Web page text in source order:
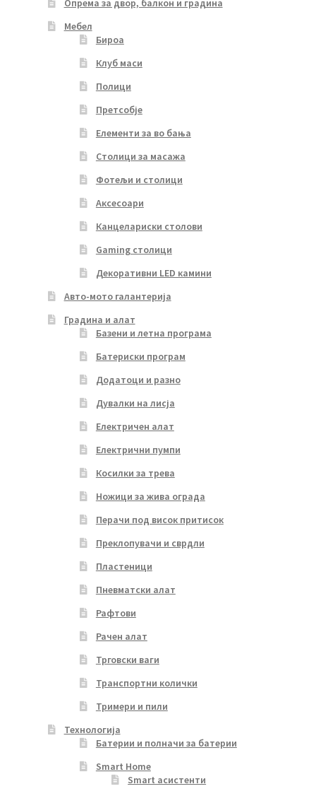
Опрема за двор, балкон и градина
Мебел
Бироа
Клуб маси
Полици
Претсобје
Елементи за во бања
Столици за масажа
Фотељи и столици
Аксесоари
Канцелариски столови
Gaming столици
Декоративни LED камини
Авто-мото галантерија
Градина и алат
Базени и летна програма
Батериски програм
Додатоци и разно
Дувалки на лисја
Електричен алат
Електрични пумпи
Косилки за трева
Ножици за жива ограда
Перачи под висок притисок
Преклопувачи и сврдли
Пластеници
Пневматски алат
Рафтови
Рачен алат
Трговски ваги
Транспортни колички
Тримери и пили
Технологија
Батерии и полначи за батерии
Smart Home
Smart асистенти